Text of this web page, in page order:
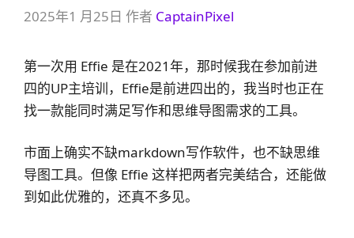
2025年1 月25日 作者 CaptainPixel
第一次用 Effie 是在2021年，那时候我在参加前进
四的UP主培训，Effie是前进四出的，我当时也正在
找一款能同时满足写作和思维导图需求的工具。
市面上确实不缺markdown写作软件，也不缺思维
导图工具。但像 Effie 这样把两者完美结合，还能做
到如此优雅的，还真不多见。